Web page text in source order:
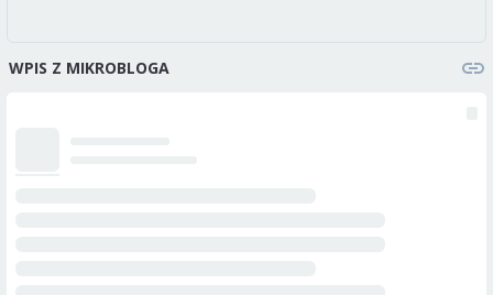
WPIS Z MIKROBLOGA